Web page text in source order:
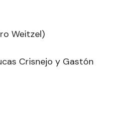
Weitzel)
Crisnejo y Gastón